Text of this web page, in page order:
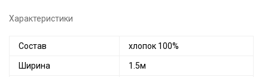
Характеристики
Состав хлопок 100%
Ширина 1.5м